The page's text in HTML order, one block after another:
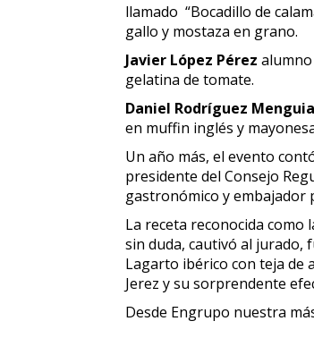
llamado “Bocadillo de
gallo y mostaza en grano.
Javier López Pérez
gelatina de tomate.
Daniel Rodríguez
en muffin inglés y
Un año más, el evento
presidente del Consejo
gastronómico y embajador
La receta reconocida como
sin duda, cautivó al jurado,
Lagarto ibérico con teja de
Jerez y su sorprendente
Desde Engrupo nuestra